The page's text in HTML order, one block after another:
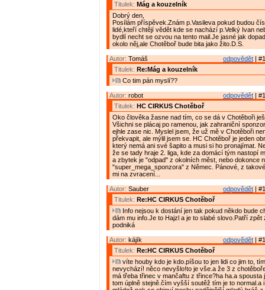
Titulek: Mág a kouzelník
Dobrý den,
Posílám příspěvek.Znám p.Vasileva pokud budou
lidé,kteří chtějí vědět kde se nachází p.Velký Ivan
bydlí necht se ozvou na tento mail.Je jasné jak
okolo něj,ale Chotěboř bude bita jako žito.D.S.
odpovědět |
Autor: Tomáš
Titulek: Re:Mág a kouzelník
Co tim pán myslí??
odpovědět |
Autor: robot
Titulek: HC CIRKUS Chotěboř
Oko člověka žasne nad tím, co se dá v Chotěboři
Všichni se plácaj po ramenou, jak zahraniční
ejhle zase nic. Myslel jsem, že už mě v Chotěboři
překvapit, ale mýlil jsem se. HC Chotěboř je jeden
který nemá ani své šapito a musi si ho pronajímat.
že se tady hraje 2. liga, kde za domácí tým nastopí
a zbytek je "odpad" z okolních měst, nebo dokonce
"super_mega_sponzora" z Němec. Pánové, z
mi na zvracení...
odpovědět |
Autor: Sauber
Titulek: Re:HC CIRKUS Chotěboř
Info nejsou k dostání jen tak pokud někdo bude
dám mu info.Je to Hajzl a je to slabé slovo.Patří zpět
podniká
odpovědět |
Autor: kájík
Titulek: Re:HC CIRKUS Chotěboř
víte houby kdo je kdo.píšou to jen lidi co jim to,
nevychází! něco nevyšlo!to je vše.a že 3 z
má třeba třinec v mančaftu z třince?ha ha.a spousta
tom úplně stejně.čím vyšší soutěž tím je to normal.a